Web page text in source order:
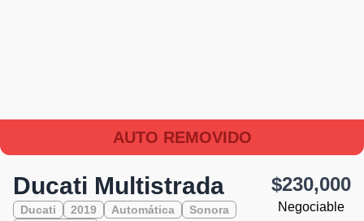
AUTO REMOVIDO
Ducati Multistrada
Ducati 2019 Automática
Sonora
$230,000
Negociable